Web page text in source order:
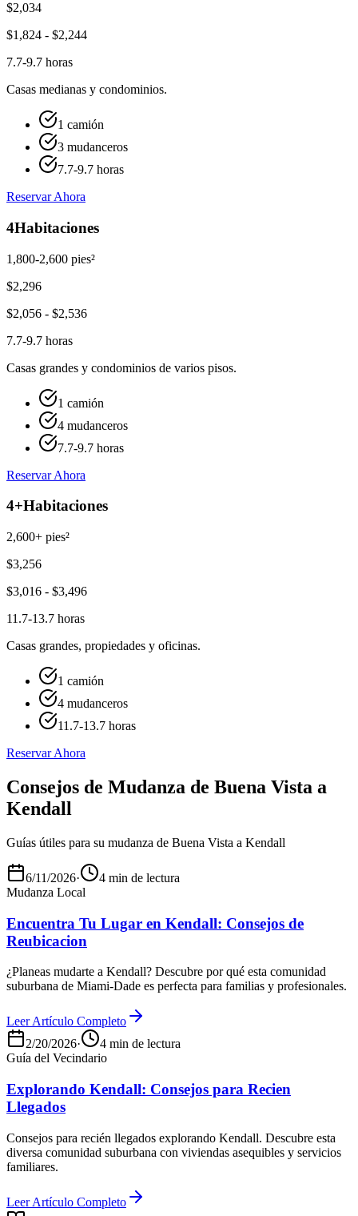
$2,034
$1,824 - $2,244
7.7-9.7 horas
Casas medianas y condominios.
1 camión
3 mudanceros
7.7-9.7 horas
Reservar Ahora
4Habitaciones
1,800-2,600 pies²
$2,296
$2,056 - $2,536
7.7-9.7 horas
Casas grandes y condominios de varios pisos.
1 camión
4 mudanceros
7.7-9.7 horas
Reservar Ahora
4+Habitaciones
2,600+ pies²
$3,256
$3,016 - $3,496
11.7-13.7 horas
Casas grandes, propiedades y oficinas.
1 camión
4 mudanceros
11.7-13.7 horas
Reservar Ahora
Consejos de Mudanza de Buena Vista a
Kendall
Guías útiles para su mudanza de Buena Vista a Kendall
6/11/2026·
4 min de lectura
Mudanza Local
Encuentra Tu Lugar en Kendall: Consejos de
Reubicacion
¿Planeas mudarte a Kendall? Descubre por qué esta comunidad
suburbana de Miami-Dade es perfecta para familias y profesionales.
Leer Artículo Completo
2/20/2026·
4 min de lectura
Guía del Vecindario
Explorando Kendall: Consejos para Recien
Llegados
Consejos para recién llegados explorando Kendall. Descubre esta
diversa comunidad suburbana con viviendas asequibles y servicios
familiares.
Leer Artículo Completo